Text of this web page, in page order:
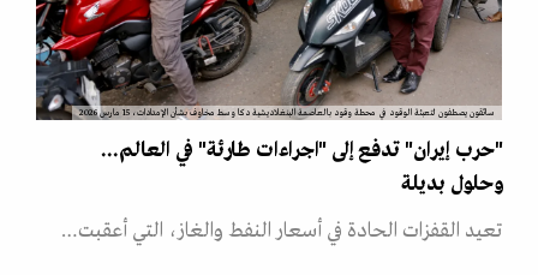
سائقون يصطفون لتعبئة الوقود في محطة وقود بالعاصمة البنغلاديشية دكا وسط مخاوف بشأن الإمدادات، 15 مارس 2026
"حرب إيران" تدفع إلى "اجراءات طارئة" في العالم...
وحلول بديلة
تعيد القفزات الحادة في أسعار النفط والغاز، التي أعقبت…